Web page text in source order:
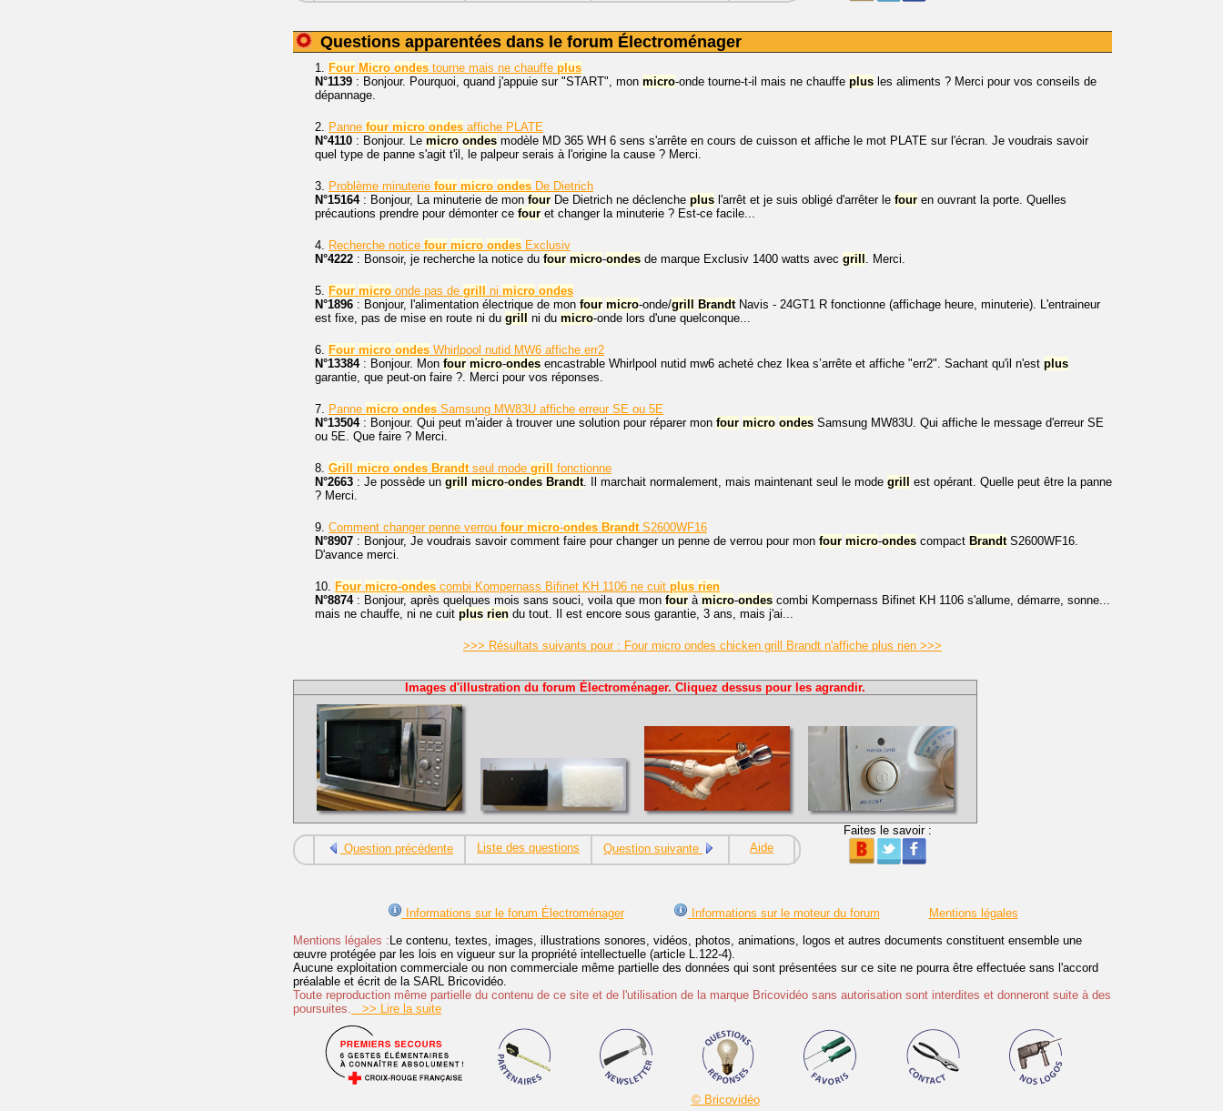
Questions apparentées dans le forum Électroménager
1. Four Micro ondes tourne mais ne chauffe plus
N°1139 : Bonjour. Pourquoi, quand j'appuie sur "START", mon micro-onde tourne-t-il mais ne chauffe plus les aliments ? Merci pour vos conseils de
dépannage.
2. Panne four micro ondes affiche PLATE
N°4110 : Bonjour. Le micro ondes modèle MD 365 WH 6 sens s'arrête en cours de cuisson et affiche le mot PLATE sur l'écran. Je voudrais savoir
quel type de panne s'agit t'il, le palpeur serais à l'origine la cause ? Merci.
3. Problème minuterie four micro ondes De Dietrich
N°15164: Bonjour, La minuterie de mon four De Dietrich ne déclenche plus l'arrêt et je suis obligé d'arrêter le four en ouvrant la porte. Quelles
précautions prendre pour démonter ce four et changer la minuterie ? Est-ce facile...
4. Recherche notice four micro ondes Exclusiv
N°4222 : Bonsoir, je recherche la notice du four micro-ondes de marque Exclusiv 1400 watts avec grill . Merci.
5. Four micro onde pas de grill ni micro ondes
N°1896 : Bonjour, l'alimentation électrique de mon four micro-onde/grill BrandtNavis - 24GT1 R fonctionne (affichage heure, minuterie). L'entraineur
est fixe, pas de mise en route ni du grill ni du micro-onde lors d'une quelconque...
6. Four micro ondes Whirlpool nutid MW6 affiche err2
N°13384: Bonjour. Mon four micro-ondes encastrable Whirlpool nutid mw6 acheté chez Ikea s’arrête et affiche "err2". Sachant qu'il n'est plus
garantie, que peut-on faire ?. Merci pour vos réponses.
7. Panne micro ondes Samsung MW83U affiche erreur SE ou 5E
N°13504: Bonjour. Qui peut m'aider à trouver une solution pour réparer mon four micro ondes Samsung MW83U. Qui affiche le message d'erreur SE
ou 5E. Que faire ? Merci.
8. Grill micro ondes Brandtseul mode grill
fonctionne
N°2663 : Je possède un grill micro-ondes Brandt. Il marchait normalement, mais maintenant seul le mode grill
est opérant. Quelle peut être la panne
? Merci.
9. Comment changer penne verrou four micro-ondes BrandtS2600WF16
N°8907 : Bonjour, Je voudrais savoir comment faire pour changer un penne de verrou pour mon four micro-ondes compact BrandtS2600WF16.
D'avance merci.
10. Four micro-ondes combi Kompernass Bifinet KH 1106 ne cuit plus rien
N°8874: Bonjour, après quelques mois sans souci, voila que mon four à micro-ondes combi Kompernass Bifinet KH 1106 s'allume, démarre, sonne...
mais ne chauffe, ni ne cuit plus rien du tout. Il est encore sous garantie, 3 ans, mais j'ai...
>>> Résultats suivants pour : Four micro ondes chicken grill Brandt n'affiche plus rien >>>
Images d'illustration du forum Électroménager. Cliquez dessus pour les agrandir.
Question précédente Liste des questions Question suivante Aide
Faites le savoir :
Informations sur le forum Électroménager Informations sur le moteur du forum
Mentions légales
Mentions légales :Le contenu, textes, images, illustrations sonores, vidéos, photos, animations, logos et autres documents constituent ensemble une
œuvre protégée par les lois en vigueur sur la propriété intellectuelle (article L.122-4).
Aucune exploitation commerciale ou non commerciale même partielle des données qui sont présentées sur ce site ne pourra être effectuée sans l'accord
préalable et écrit de la SARL Bricovidéo.
Toute reproduction même partielle du contenu de ce site et de l'utilisation de la marque Bricovidéo sans autorisation sont interdites et donneront suite à des
poursuites.
>> Lire la suite
© Bricovidéo